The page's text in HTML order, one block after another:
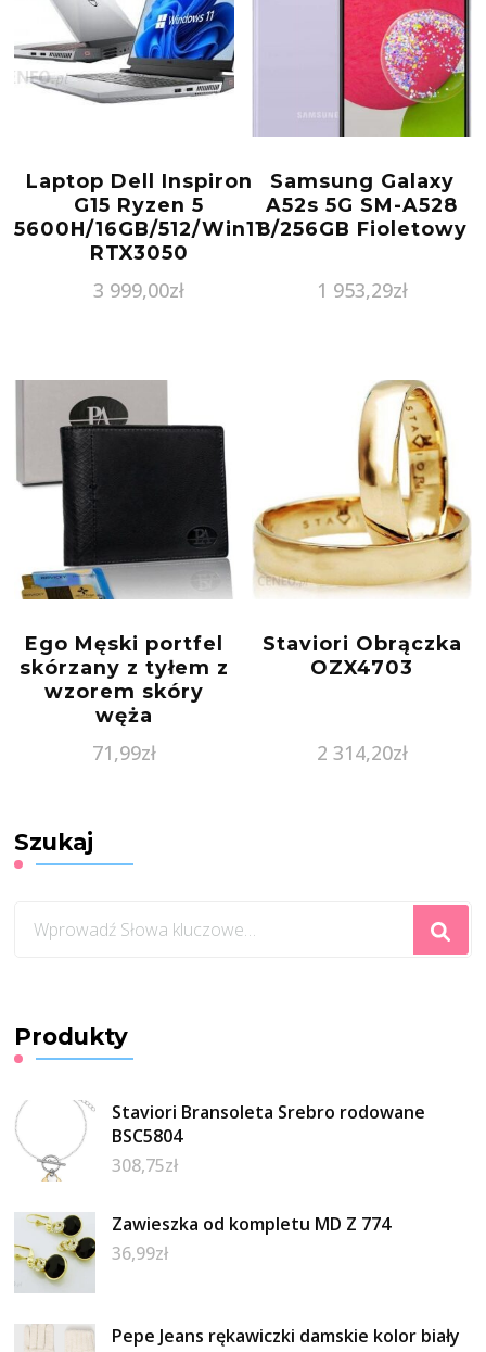
Laptop Dell Inspiron
G15 Ryzen 5
5600H/16GB/512/Win11
RTX3050
3 999,00zł
Samsung Galaxy
A52s 5G SM-A528
8/256GB Fioletowy
1 953,29zł
Ego Męski portfel
skórzany z tyłem z
wzorem skóry
węża
71,99zł
Staviori Obrączka
OZX4703
2 314,20zł
Szukaj
czegoś?
Produkty
Staviori Bransoleta Srebro rodowane
BSC5804
308,75zł
Zawieszka od kompletu MD Z 774
36,99zł
Pepe Jeans rękawiczki damskie kolor biały